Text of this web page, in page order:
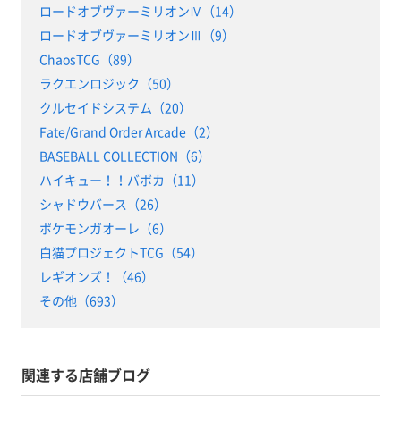
ロードオブヴァーミリオンⅣ（14）
ロードオブヴァーミリオンⅢ（9）
ChaosTCG（89）
ラクエンロジック（50）
クルセイドシステム（20）
Fate/Grand Order Arcade（2）
BASEBALL COLLECTION（6）
ハイキュー！！バボカ（11）
シャドウバース（26）
ポケモンガオーレ（6）
白猫プロジェクトTCG（54）
レギオンズ！（46）
その他（693）
関連する店舗ブログ